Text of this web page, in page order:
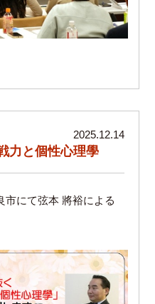
2025.12.14
力と個性心理學
市にて弦本 將裕による